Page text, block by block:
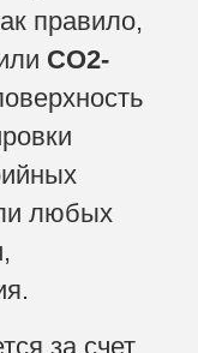
правило,
CO2-
любых
за счет